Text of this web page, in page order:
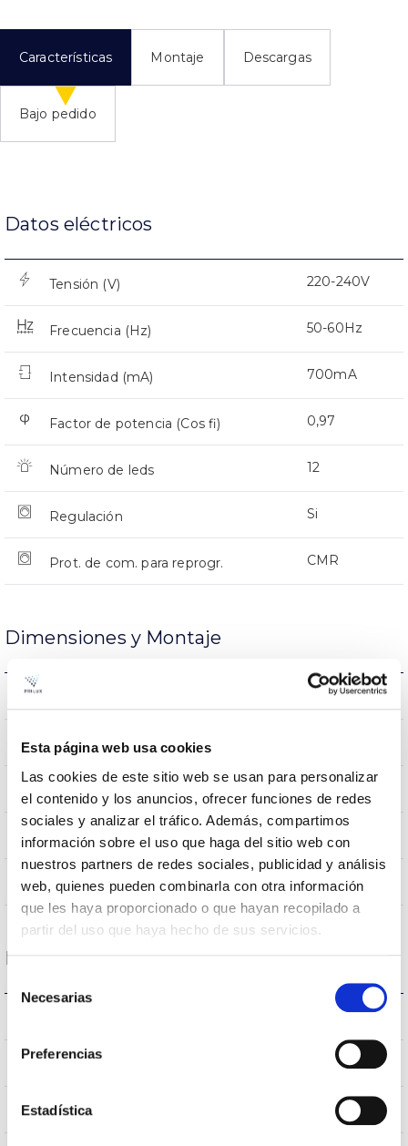
Esta página web usa cookies
Las cookies de este sitio web se usan para personalizar
el contenido y los anuncios, ofrecer funciones de redes
sociales y analizar el tráfico. Además, compartimos
información sobre el uso que haga del sitio web con
nuestros partners de redes sociales, publicidad y análisis
web, quienes pueden combinarla con otra información
que les haya proporcionado o que hayan recopilado a
partir del uso que haya hecho de sus servicios.
Necesarias
Preferencias
Estadística
Características Montaje Descargas
Bajo pedido
Datos eléctricos
Tensión (V) 220-240V
Frecuencia (Hz) 50-60Hz
Intensidad (mA) 700mA
Factor de potencia (Cos fi) 0,97
Número de leds 12
Regulación Si
Prot. de com. para reprogr. CMR
Dimensiones y Montaje
Montaje en Brazo
Resistencia al Viento
Peso 9.5Kg
Dimensiones Ø600x435mm
Empalmable No
Datos ópticos
3.000K
>70
Óptica S150L1M